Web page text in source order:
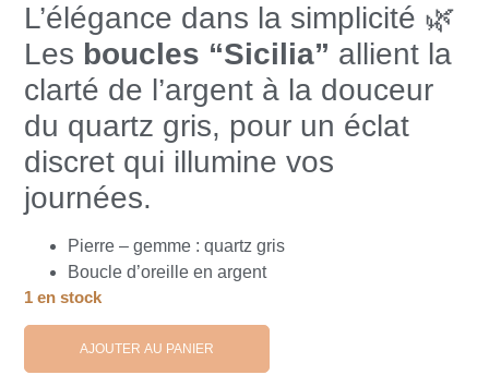
L’élégance dans la simplicité 🌿
Les boucles “Sicilia” allient la
clarté de l’argent à la douceur
du quartz gris, pour un éclat
discret qui illumine vos
journées.
Pierre – gemme : quartz gris
Boucle d’oreille en argent
1 en stock
AJOUTER AU PANIER